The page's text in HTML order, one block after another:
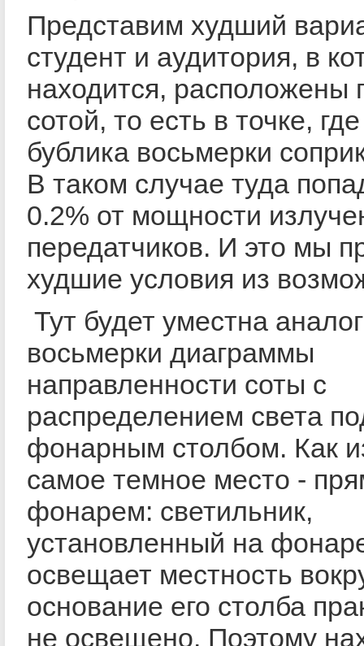
Представим худший
студент и аудитория, в
находится, расположены
сотой, то есть в точке,
бублика восьмерки
В таком случае туда
0.2% от мощности
передатчиков. И это мы
худшие условия из
Тут будет уместна
восьмерки диаграммы
направленности соты с
распределением света
фонарным столбом. Как
самое темное место -
фонарем: светильник,
установленный на
освещает местность
основание его столба
не освещено. Поэтому